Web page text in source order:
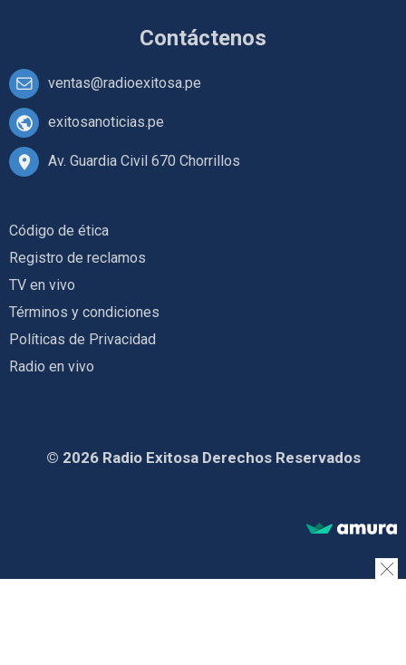
Contáctenos
ventas@radioexitosa.pe
exitosanoticias.pe
Av. Guardia Civil 670 Chorrillos
Código de ética
Registro de reclamos
TV en vivo
Términos y condiciones
Políticas de Privacidad
Radio en vivo
© 2026 Radio Exitosa Derechos Reservados